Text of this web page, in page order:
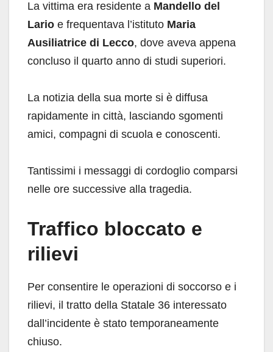
La vittima era residente a Mandello del
Lario e frequentava l’istituto Maria
Ausiliatrice di Lecco, dove aveva appena
concluso il quarto anno di studi superiori.
La notizia della sua morte si è diffusa
rapidamente in città, lasciando sgomenti
amici, compagni di scuola e conoscenti.
Tantissimi i messaggi di cordoglio comparsi
nelle ore successive alla tragedia.
Traffico bloccato e
rilievi
Per consentire le operazioni di soccorso e i
rilievi, il tratto della Statale 36 interessato
dall’incidente è stato temporaneamente
chiuso.